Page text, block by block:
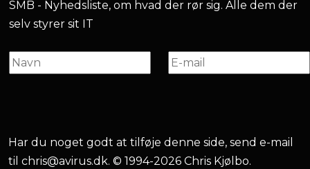
SMB - Nyhedsliste, om hvad der rør sig. Alle dem der
selv styrer sit IT
Har du noget godt at tilføje denne side, send e-mail
til chris@avirus.dk. © 1994-2026 Chris Kjølbo.